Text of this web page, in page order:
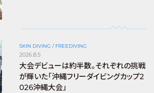
SKIN DIVING / FREEDIVING
2026.8.5
大会デビューは約半数。それぞれの挑戦
が輝いた「沖縄フリーダイビングカップ2
026沖縄大会」